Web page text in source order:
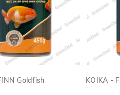
Goldfish KOIKA -